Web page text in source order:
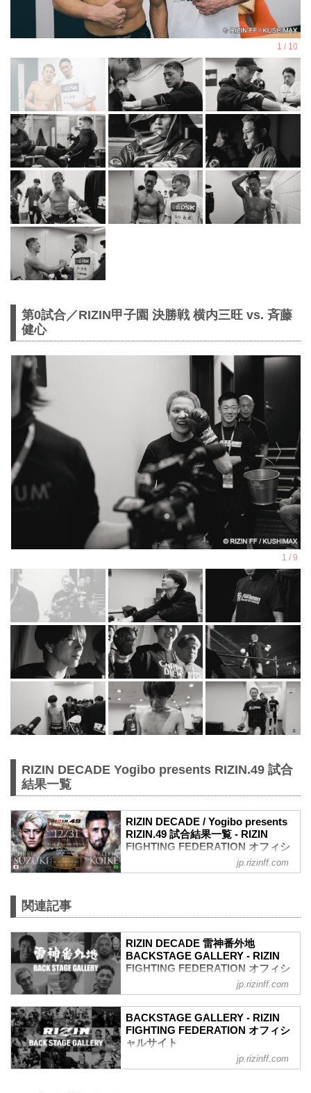
第0試合／RIZIN甲子園 決勝戦 横内三旺 vs. ⻫藤
健心
RIZIN DECADE Yogibo presents RIZIN.49 試合
結果一覧
RIZIN DECADE / Yogibo presents
RIZIN.49 試合結果一覧 - RIZIN
FIGHTING FEDERATION オフィシ
RIZIN MMAルール：5分 3R（66.0kg）
（LOSE）鈴木千裕 vs. クレベル・コイケ
（WIN）
3R 判定（3-0）
≫ 試合結果詳細
第13試合／堀口恭司 vs. エンカジムー
ロ・ズールー
フライ級タイトルマッチ
RIZIN MMAルール：5分 3R（57.0kg）
（WIN）堀口恭司 vs. エンカジムーロ・
ズールー（LOSE）
jp.rizinff.com
関連記事
RIZIN DECADE 雷神番外地
BACKSTAGE GALLERY - RIZIN
FIGHTING FEDERATION オフィシ
収めた「BACKSTAGE GALLERY」
第7試合／安保瑠輝也 vs. シナ・カリミア
ン
jp.rizinff.com
BACKSTAGE GALLERY - RIZIN
FIGHTING FEDERATION オフィシ
ャルサイト
BACKSTAGE GALLERY の記事一覧 - 格
jp.rizinff.com